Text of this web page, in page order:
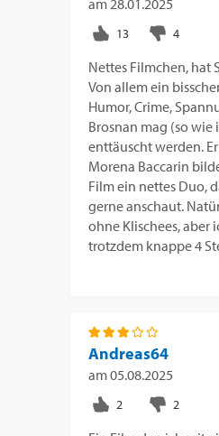
Nettes Filmchen, hat
Von allem ein
Humor, Crime,
Brosnan mag (so
enttäuscht werden.
Morena Baccarin
Film ein nettes Duo,
gerne anschaut.
ohne Klischees, aber
trotzdem knappe 4
Andreas64
am05.08.2025